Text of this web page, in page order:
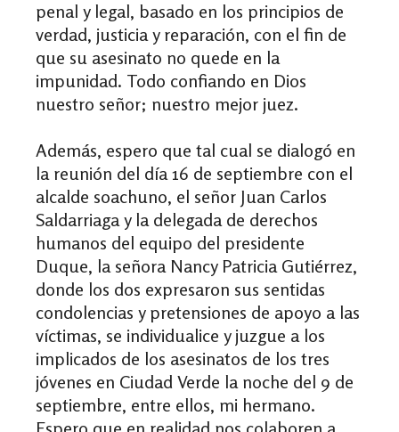
penal y legal, basado en los principios de
verdad, justicia y reparación, con el fin de
que su asesinato no quede en la
impunidad. Todo confiando en Dios
nuestro señor; nuestro mejor juez.
Además, espero que tal cual se dialogó en
la reunión del día 16 de septiembre con el
alcalde soachuno, el señor Juan Carlos
Saldarriaga y la delegada de derechos
humanos del equipo del presidente
Duque, la señora Nancy Patricia Gutiérrez,
donde los dos expresaron sus sentidas
condolencias y pretensiones de apoyo a las
víctimas, se individualice y juzgue a los
implicados de los asesinatos de los tres
jóvenes en Ciudad Verde la noche del 9 de
septiembre, entre ellos, mi hermano.